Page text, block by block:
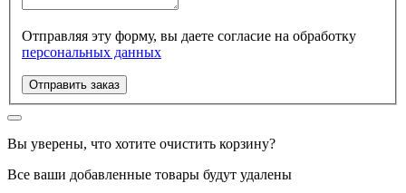
Отправляя эту форму, вы даете согласие на обработку
персональных данных
Отправить заказ
Вы уверены, что хотите очистить корзину?
Все ваши добавленные товары будут удалены